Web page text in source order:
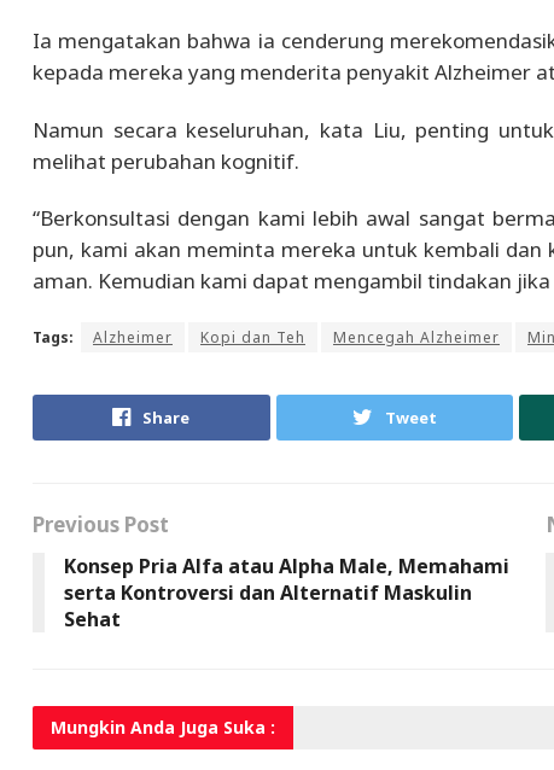
Ia mengatakan bahwa ia cenderung
kepada mereka yang menderita penyakit Alzheimer
Namun secara keseluruhan, kata Liu, penting
melihat perubahan kognitif.
“Berkonsultasi dengan kami lebih awal sangat
pun, kami akan meminta mereka untuk kembali
aman. Kemudian kami dapat mengambil tindakan
Tags: Alzheimer Kopi dan Teh Mencegah Alzheimer
Share Tweet
Previous Post
Konsep Pria Alfa atau Alpha Male, Memahami
serta Kontroversi dan Alternatif Maskulin
Sehat
Mungkin Anda Juga Suka :